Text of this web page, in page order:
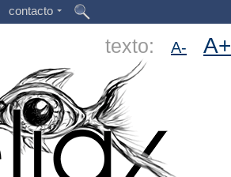
contacto
texto: A- A+